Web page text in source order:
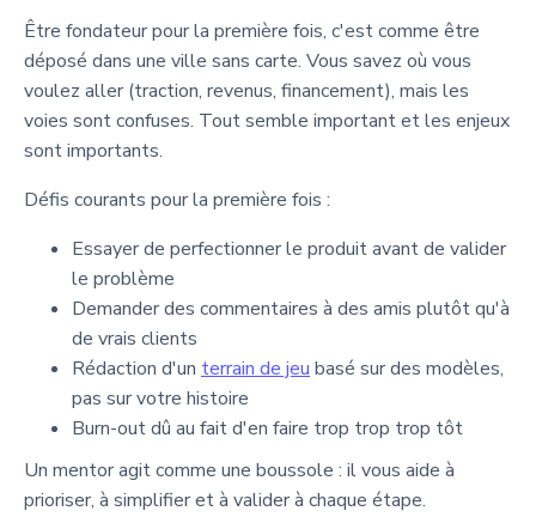
Être fondateur pour la première fois, c'est comme être
déposé dans une ville sans carte. Vous savez où vous
voulez aller (traction, revenus, financement), mais les
voies sont confuses. Tout semble important et les enjeux
sont importants.
Défis courants pour la première fois :
Essayer de perfectionner le produit avant de valider
le problème
Demander des commentaires à des amis plutôt qu'à
de vrais clients
Rédaction d'un terrain de jeu basé sur des modèles,
pas sur votre histoire
Burn-out dû au fait d'en faire trop trop trop tôt
Un mentor agit comme une boussole : il vous aide à
prioriser, à simplifier et à valider à chaque étape.